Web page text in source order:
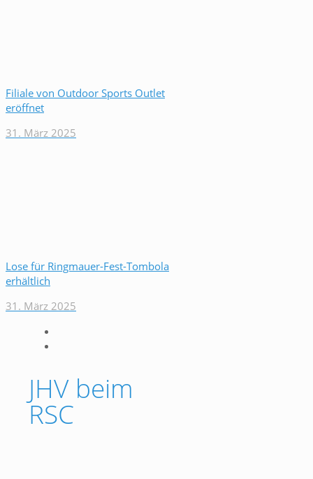
Filiale von Outdoor Sports Outlet
eröffnet
31. März 2025
Lose für Ringmauer-Fest-Tombola
erhältlich
31. März 2025
JHV beim
RSC